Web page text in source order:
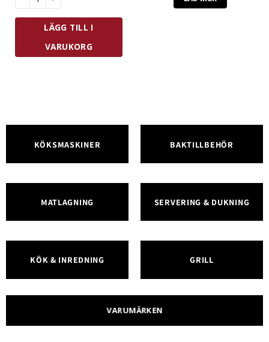
LÄGG TILL I
VARUKORG
KÖKSMASKINER BAKTILLBEHÖR
MATLAGNING SERVERING & DUKNING
KÖK & INREDNING GRILL
VARUMÄRKEN